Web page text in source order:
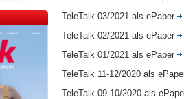
TeleTalk 03/2021 als ePaper
TeleTalk 02/2021 als ePaper
TeleTalk 01/2021 als ePaper
TeleTalk 11-12/2020 als
TeleTalk 09-10/2020 als